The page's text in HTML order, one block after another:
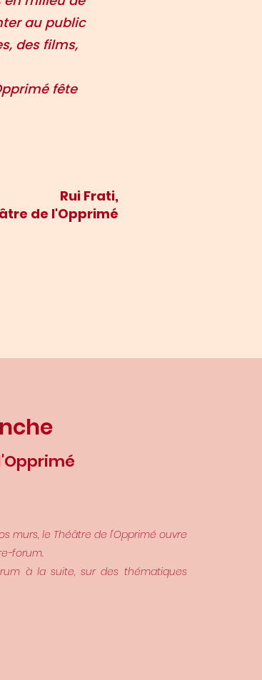
au public
des films,
fête
Rui Frati,
de l'Opprimé
murs, le Théâtre de l'Opprimé ouvre
forum.
à la suite, sur des thématiques